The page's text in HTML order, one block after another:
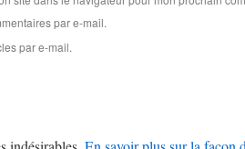
par e-mail.
par e-mail.